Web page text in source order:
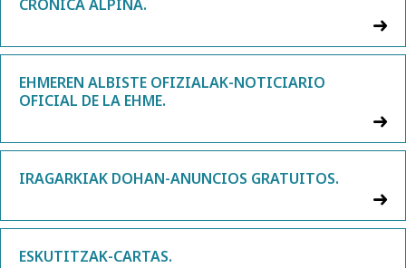
CRÓNICA ALPINA.
EHMEREN ALBISTE OFIZIALAK-NOTICIARIO
OFICIAL DE LA EHME.
IRAGARKIAK DOHAN-ANUNCIOS GRATUITOS.
ESKUTITZAK-CARTAS.